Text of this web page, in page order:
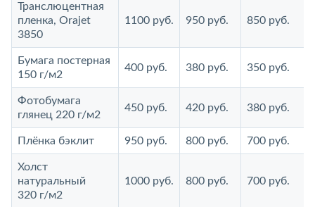
Транслюцентная
пленка, Orajet
3850
1100 руб. 950 руб. 850 руб.
Бумага постерная
150 г/м2
400 руб. 380 руб. 350 руб.
Фотобумага
глянец 220 г/м2
450 руб. 420 руб. 380 руб.
Плёнка бэклит 950 руб. 800 руб. 700 руб.
Холст
натуральный
320 г/м2
1000 руб. 800 руб. 700 руб.